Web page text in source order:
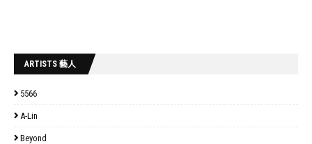
ARTISTS 藝人
5566
A-Lin
Beyond